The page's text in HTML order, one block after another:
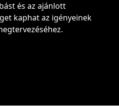
és az ajánlott
kaphat az igényeinek